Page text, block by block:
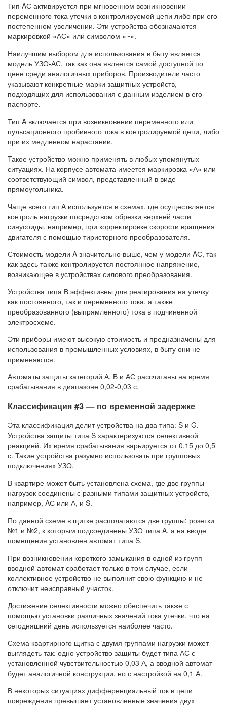
Тип AС активируется при мгновенном возникновении
переменного тока утечки в контролируемой цепи либо при его
постепенном увеличении. Эти устройства обозначаются
маркировкой «АС» или символом «~».
Наилучшим выбором для использования в быту является
модель УЗО-АС, так как она является самой доступной по
цене среди аналогичных приборов. Производители часто
указывают конкретные марки защитных устройств,
подходящих для использования с данным изделием в его
паспорте.
Тип A включается при возникновении переменного или
пульсационного пробивного тока в контролируемой цепи, либо
при их медленном нарастании.
Такое устройство можно применять в любых упомянутых
ситуациях. На корпусе автомата имеется маркировка «А» или
соответствующий символ, представленный в виде
прямоугольника.
Чаще всего тип A используется в схемах, где осуществляется
контроль нагрузки посредством обрезки верхней части
синусоиды, например, при корректировке скорости вращения
двигателя с помощью тиристорного преобразователя.
Стоимость модели A значительно выше, чем у модели AС, так
как здесь также контролируется постоянное напряжение,
возникающее в устройствах силового преобразования.
Устройства типа В эффективны для реагирования на утечку
как постоянного, так и переменного тока, а также
преобразованного (выпрямленного) тока в подчиненной
электросхеме.
Эти приборы имеют высокую стоимость и предназначены для
использования в промышленных условиях, в быту они не
применяются.
Автоматы защиты категорий А, В и АС рассчитаны на время
срабатывания в диапазоне 0,02-0,03 с.
Классификация #3 — по временной задержке
Эта классификация делит устройства на два типа: S и G.
Устройства защиты типа S характеризуются селективной
реакцией. Их время срабатывания варьируется от 0,15 до 0,5
с. Такие устройства разумно использовать при групповых
подключениях УЗО.
В квартире может быть установлена схема, где две группы
нагрузок соединены с разными типами защитных устройств,
например, AС или А, и S.
По данной схеме в щитке располагаются две группы: розетки
№1 и №2, к которым подсоединены УЗО типа A, а на вводе
помещения установлен автомат типа S.
При возникновении короткого замыкания в одной из групп
вводной автомат сработает только в том случае, если
коллективное устройство не выполнит свою функцию и не
отключит неисправный участок.
Достижение селективности можно обеспечить также с
помощью установки различных значений тока утечки, что на
сегодняшний день используется наиболее часто.
Схема квартирного щитка с двумя группами нагрузки может
выглядеть так: одно устройство защиты будет типа АС с
установленной чувствительностью 0,03 А, а вводной автомат
будет аналогичной конструкции, но с настройкой на 0,1 А.
В некоторых ситуациях дифференциальный ток в цепи
повреждения превышает установленные значения двух